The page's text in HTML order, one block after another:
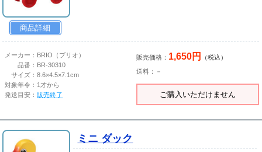
商品詳細
メーカー： BRIO（ブリオ）
品番： BR-30310
サイズ：8.6×4.5×7.1cm
対象年令： 1才から
発送目安：販売終了
販売価格： 1,650円
（税込）
送料：－
ご購入いただけません
ミニ ダック